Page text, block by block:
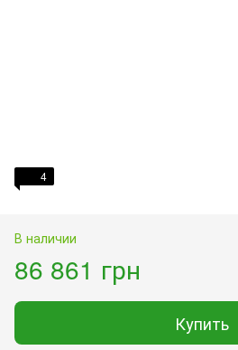
4
В наличии
86 861 грн
Купить